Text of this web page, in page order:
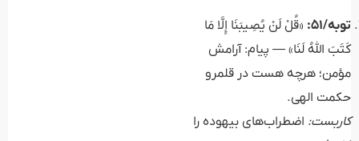
توبه/۵۱:
«قُلْ لَنْ يُصِيبَنَا إِلَّا مَا
كَتَبَ اللَّهُ لَنَا» — پیام: آرامش
مؤمن؛ هرچه هست در قلمرو
حکمت الهی.
کاربست: اضطراب‌های بیهوده را